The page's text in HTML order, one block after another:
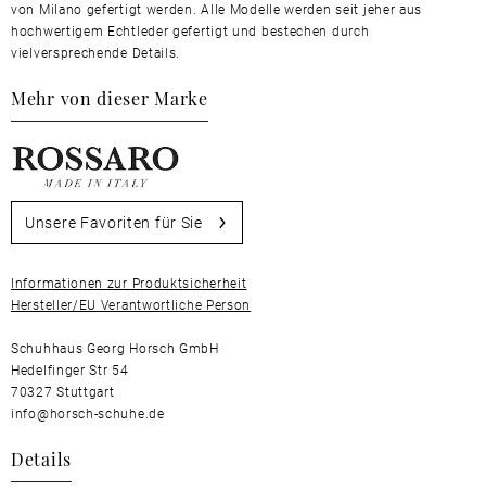
von Milano gefertigt werden. Alle Modelle werden seit jeher aus
hochwertigem Echtleder gefertigt und bestechen durch
vielversprechende Details.
Mehr von dieser Marke
Unsere Favoriten für Sie
Informationen zur Produktsicherheit
Hersteller/EU Verantwortliche Person
Schuhhaus Georg Horsch GmbH
Hedelfinger Str 54
70327 Stuttgart
info@horsch-schuhe.de
Details